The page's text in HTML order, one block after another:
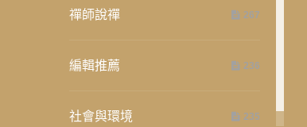
禪師說禪 267
編輯推薦 236
社會與環境 235